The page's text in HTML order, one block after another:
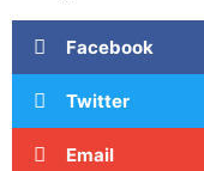
Facebook
Twitter
Email